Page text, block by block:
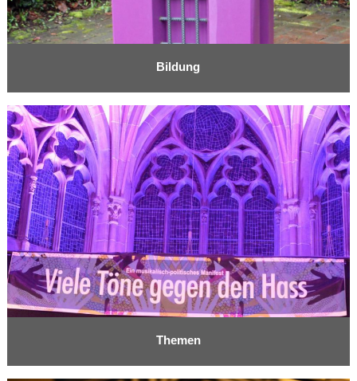
Bildung
Themen